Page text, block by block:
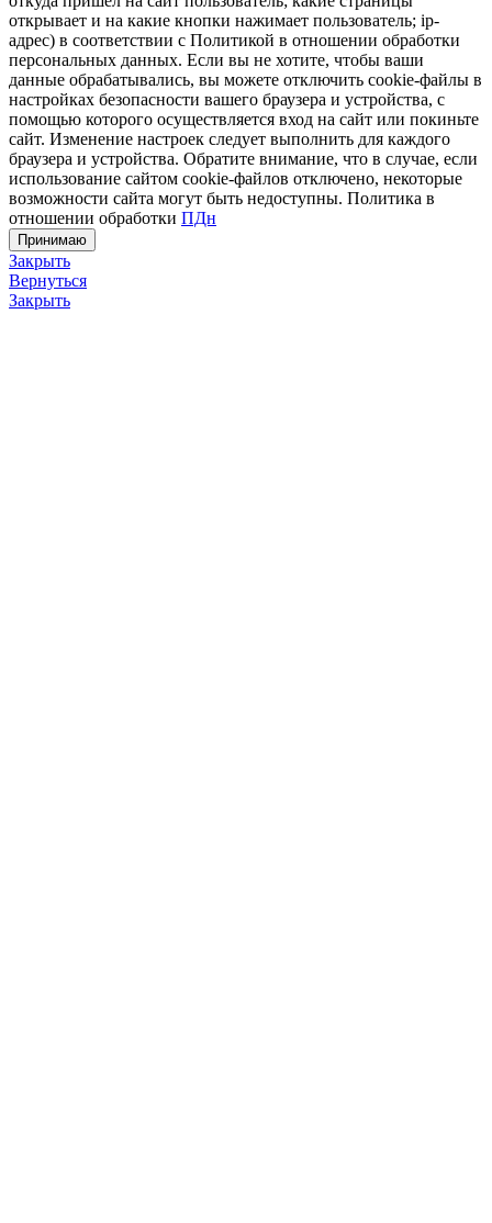
открывает и на какие кнопки нажимает пользователь; ip-
адрес) в соответствии с Политикой в отношении обработки
персональных данных. Если вы не хотите, чтобы ваши
данные обрабатывались, вы можете отключить cookie-файлы в
настройках безопасности вашего браузера и устройства, с
помощью которого осуществляется вход на сайт или покиньте
сайт. Изменение настроек следует выполнить для каждого
браузера и устройства. Обратите внимание, что в случае, если
использование сайтом cookie-файлов отключено, некоторые
возможности сайта могут быть недоступны. Политика в
отношении обработки ПДн
Принимаю
Закрыть
Вернуться
Закрыть